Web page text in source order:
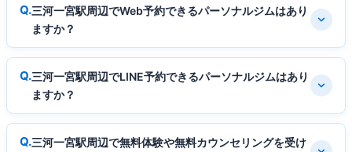
三河一宮駅周辺でWeb予約できるパーソナルジムはあり
ますか？
三河一宮駅周辺でLINE予約できるパーソナルジムはあり
ますか？
三河一宮駅周辺で無料体験や無料カウンセリングを受け